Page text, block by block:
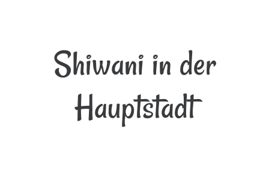
Shiwani in der
Hauptstadt